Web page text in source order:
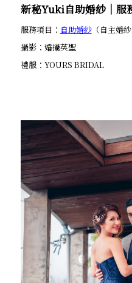
新秘Yuki自助婚紗│服
服務項目： 自助婚紗（自主婚紗
攝影：婚攝英聖
禮服：YOURS BRIDAL